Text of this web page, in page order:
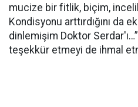
mucize bir fitlik, biçim,
Kondisyonu arttırdığını da
dinlemişim Doktor
teşekkür etmeyi de ihmal